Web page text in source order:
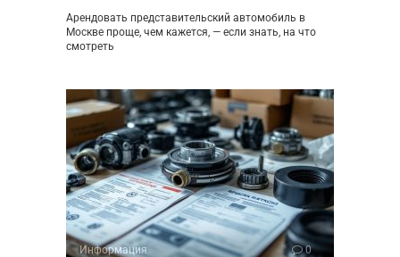
Арендовать представительский автомобиль в
Москве проще, чем кажется, — если знать, на что
смотреть
Информация 0